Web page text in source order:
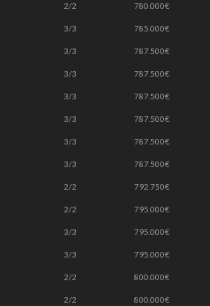
2/2 780.000€
3/3 785.000€
3/3 787.500€
3/3 787.500€
3/3 787.500€
3/3 787.500€
3/3 787.500€
3/3 787.500€
2/2 792.750€
2/2 795.000€
3/3 795.000€
3/3 795.000€
2/2 800.000€
2/2 800.000€